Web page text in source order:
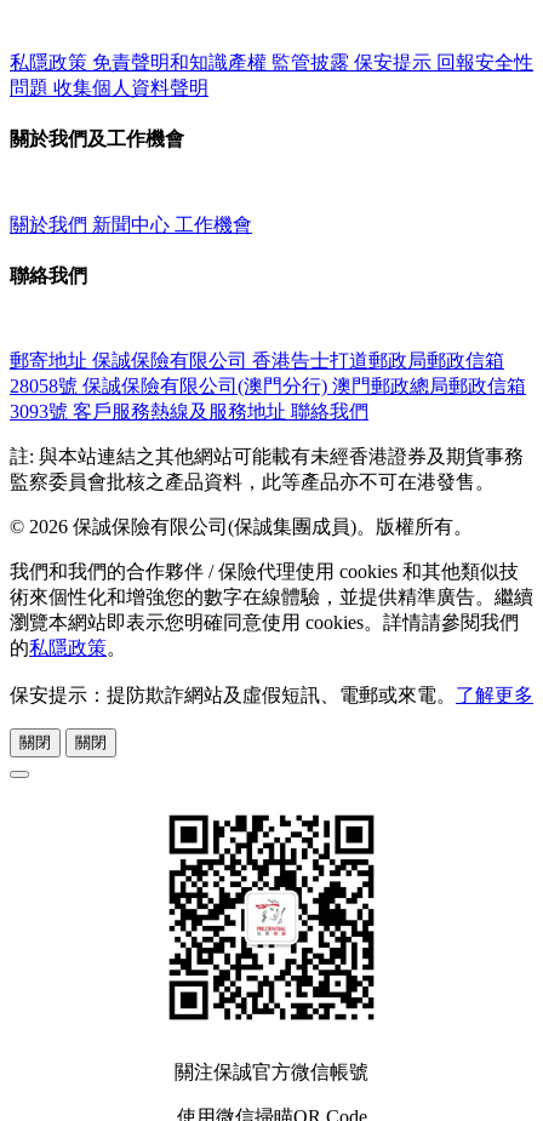
私隱政策 免責聲明和知識產權 監管披露 保安提示 回報安全性
問題 收集個人資料聲明
關於我們及工作機會
關於我們 新聞中心 工作機會
聯絡我們
郵寄地址 保誠保險有限公司 香港告士打道郵政局郵政信箱
28058號 保誠保險有限公司(澳門分行) 澳門郵政總局郵政信箱
3093號 客戶服務熱線及服務地址 聯絡我們
註: 與本站連結之其他網站可能載有未經香港證券及期貨事務
監察委員會批核之產品資料，此等產品亦不可在港發售。
© 2026 保誠保險有限公司(保誠集團成員)。版權所有。
我們和我們的合作夥伴 / 保險代理使用 cookies 和其他類似技
術來個性化和增強您的數字在線體驗，並提供精準廣告。繼續
瀏覽本網站即表示您明確同意使用 cookies。詳情請參閱我們
的私隱政策。
保安提示：提防欺詐網站及虛假短訊、電郵或來電。 了解更多
關閉 關閉
關注保誠官方微信帳號